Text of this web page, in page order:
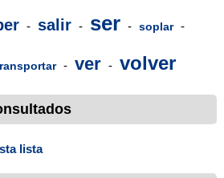
- salir - ser - soplar -
- ver - volver
lista